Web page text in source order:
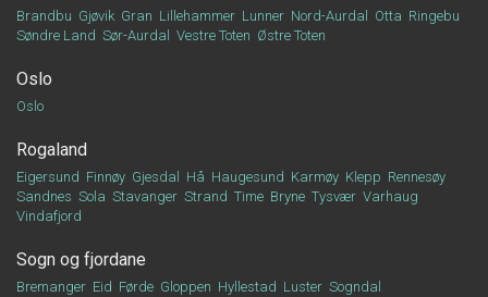
Brandbu Gjøvik Gran Lillehammer Lunner Nord-Aurdal Otta Ringebu
Søndre Land Sør-Aurdal Vestre Toten Østre Toten
Oslo
Oslo
Rogaland
Eigersund Finnøy Gjesdal Hå Haugesund Karmøy Klepp Rennesøy
Sandnes Sola Stavanger Strand Time Bryne Tysvær Varhaug
Vindafjord
Sogn og fjordane
Bremanger Eid Førde Gloppen Hyllestad Luster Sogndal